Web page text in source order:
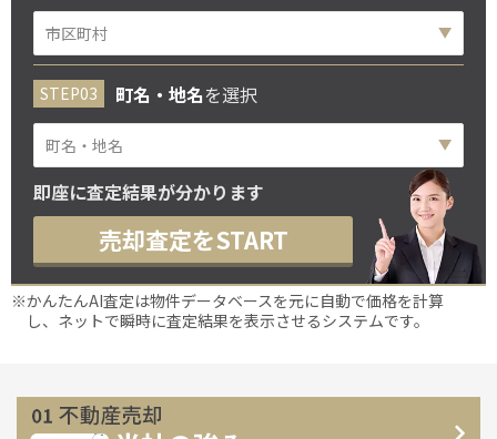
町名・地名を選択
即座に査定結果が分かります
売却査定をSTART
※かんたんAI査定は物件データベースを元に自動で価格を計算
し、ネットで瞬時に査定結果を表示させるシステムです。